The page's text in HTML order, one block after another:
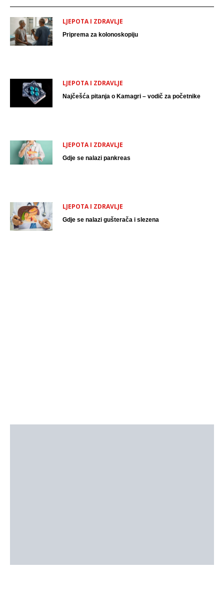
LJEPOTA I ZDRAVLJE
Priprema za kolonoskopiju
LJEPOTA I ZDRAVLJE
Najčešća pitanja o Kamagri – vodič za početnike
LJEPOTA I ZDRAVLJE
Gdje se nalazi pankreas
LJEPOTA I ZDRAVLJE
Gdje se nalazi gušterača i slezena